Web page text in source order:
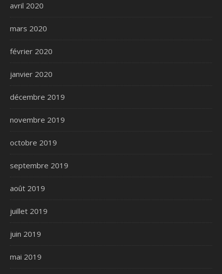
avril 2020
mars 2020
février 2020
janvier 2020
décembre 2019
novembre 2019
octobre 2019
septembre 2019
août 2019
juillet 2019
juin 2019
mai 2019